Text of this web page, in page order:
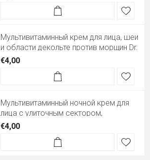
Мультивитаминный крем для лица, шеи
и области декольте против морщин Dr.
Retter, 50 г
€4,00
Мультивитаминный ночной крем для
лица с улиточным сектором,
ретинолом и коллагеном Dr. Retter, 50
€4,00